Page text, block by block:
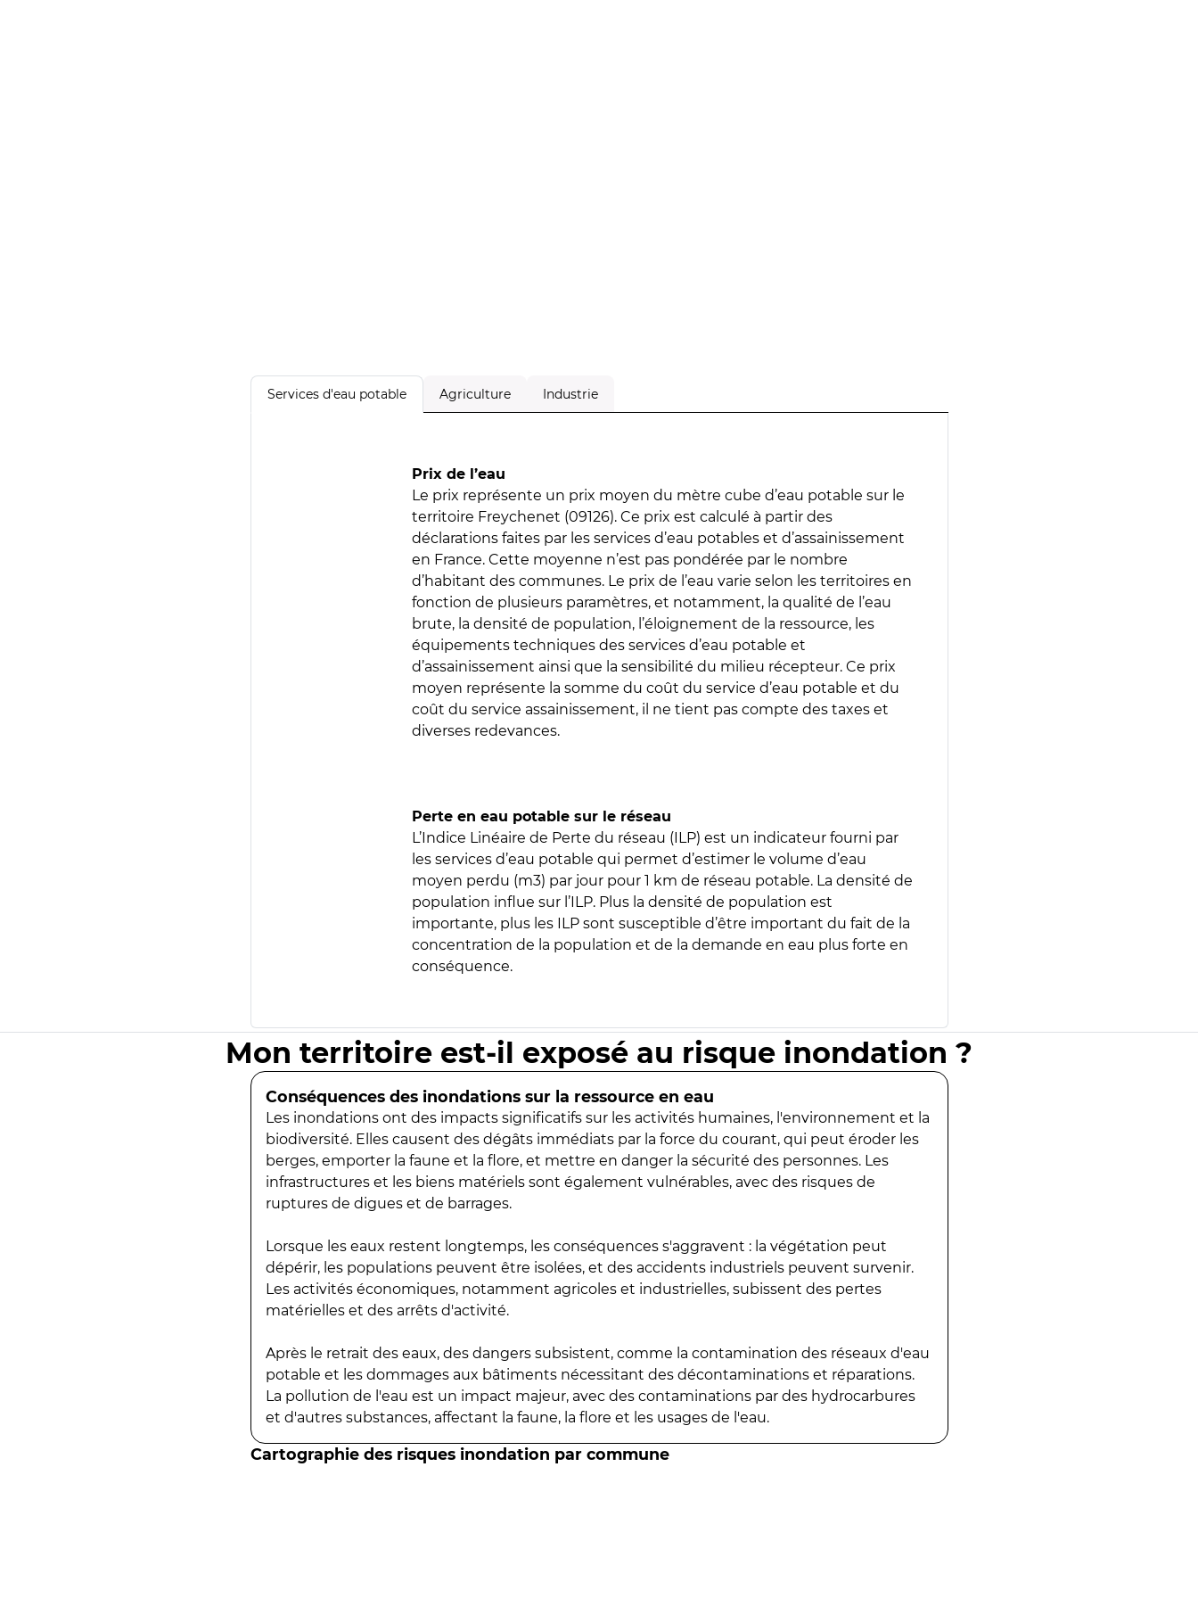
Services d'eau potable Agriculture Industrie
Prix de l’eau
Le prix représente un prix moyen du mètre cube d’eau potable sur le
territoire Freychenet (09126). Ce prix est calculé à partir des
déclarations faites par les services d’eau potables et d’assainissement
en France. Cette moyenne n’est pas pondérée par le nombre
d’habitant des communes. Le prix de l’eau varie selon les territoires en
fonction de plusieurs paramètres, et notamment, la qualité de l’eau
brute, la densité de population, l’éloignement de la ressource, les
équipements techniques des services d’eau potable et
d’assainissement ainsi que la sensibilité du milieu récepteur. Ce prix
moyen représente la somme du coût du service d’eau potable et du
coût du service assainissement, il ne tient pas compte des taxes et
diverses redevances.
Perte en eau potable sur le réseau
L’Indice Linéaire de Perte du réseau (ILP) est un indicateur fourni par
les services d’eau potable qui permet d’estimer le volume d’eau
moyen perdu (m3) par jour pour 1 km de réseau potable. La densité de
population influe sur l’ILP. Plus la densité de population est
importante, plus les ILP sont susceptible d’être important du fait de la
concentration de la population et de la demande en eau plus forte en
conséquence.
Mon territoire est-il exposé au risque inondation ?
Conséquences des inondations sur la ressource en eau
Les inondations ont des impacts significatifs sur les activités humaines, l'environnement et la
biodiversité. Elles causent des dégâts immédiats par la force du courant, qui peut éroder les
berges, emporter la faune et la flore, et mettre en danger la sécurité des personnes. Les
infrastructures et les biens matériels sont également vulnérables, avec des risques de
ruptures de digues et de barrages.
Lorsque les eaux restent longtemps, les conséquences s'aggravent : la végétation peut
dépérir, les populations peuvent être isolées, et des accidents industriels peuvent survenir.
Les activités économiques, notamment agricoles et industrielles, subissent des pertes
matérielles et des arrêts d'activité.
Après le retrait des eaux, des dangers subsistent, comme la contamination des réseaux d'eau
potable et les dommages aux bâtiments nécessitant des décontaminations et réparations.
La pollution de l'eau est un impact majeur, avec des contaminations par des hydrocarbures
et d'autres substances, affectant la faune, la flore et les usages de l'eau.
Cartographie des risques inondation par commune